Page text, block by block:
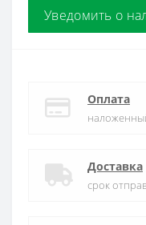
Уведомить о
Оплата
Доставка
срок